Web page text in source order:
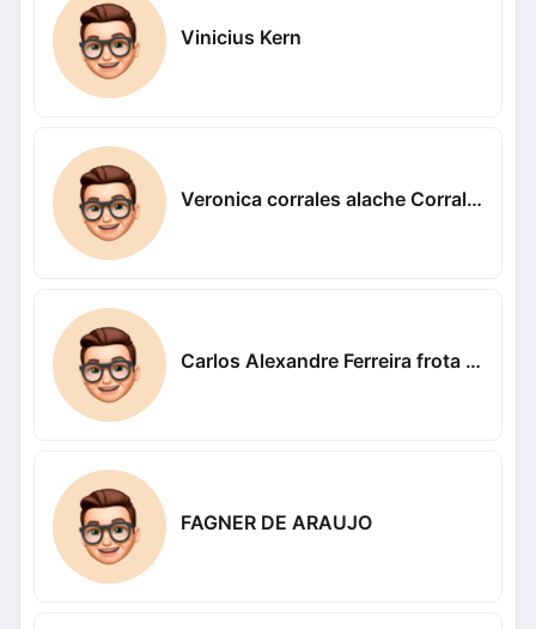
Vinicius Kern
Veronica corrales alache Corrales alache
Carlos Alexandre Ferreira frota Alexandre
FAGNER DE ARAUJO